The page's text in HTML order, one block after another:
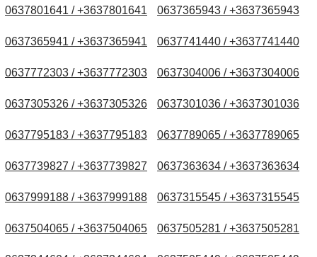
0637801641 / +3637801641 0637365943 / +3637365943
0637365941 / +3637365941 0637741440 / +3637741440
0637772303 / +3637772303 0637304006 / +3637304006
0637305326 / +3637305326 0637301036 / +3637301036
0637795183 / +3637795183 0637789065 / +3637789065
0637739827 / +3637739827 0637363634 / +3637363634
0637999188 / +3637999188 0637315545 / +3637315545
0637504065 / +3637504065 0637505281 / +3637505281